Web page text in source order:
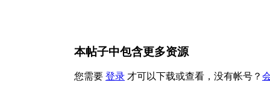
本帖子中包含更多资源
您需要 登录 才可以下载或查看，没有帐号？